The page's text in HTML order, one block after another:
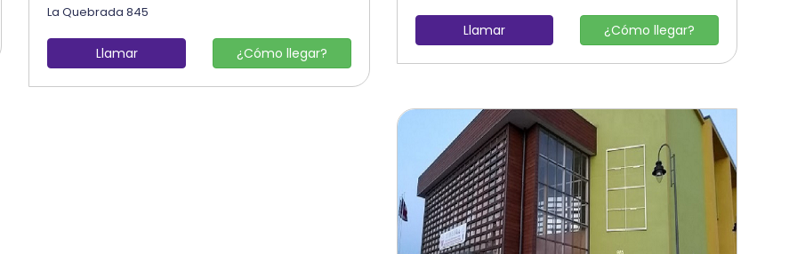
La Quebrada 845
Llamar ¿Cómo llegar?
Llamar ¿Cómo llegar?